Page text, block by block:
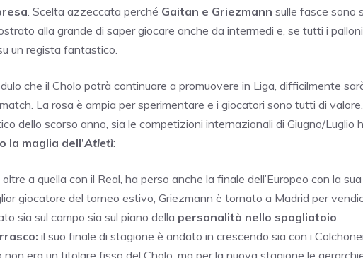
. Scelta azzeccata perché Gaitan e Griezmann sulle fasce sono
alla grande di saper giocare anche da intermedi e, se tutti i
un regista fantastico.
che il Cholo potrà continuare a promuovere in Liga, difficilmente
La rosa è ampia per sperimentare e i giocatori sono tutti di
dello scorso anno, sia le competizioni internazionali di Giugno/Luglio
la maglia dell’Atletì:
oltre a quella con il Real, ha perso anche la finale dell’Europeo con la
giocatore del torneo estivo, Griezmann è tornato a Madrid per
sia sul campo sia sul piano della personalità nello spogliatoio.
il suo finale di stagione è andato in crescendo sia con i
non era un titolare fisso del Cholo, ma per la nuova stagione le